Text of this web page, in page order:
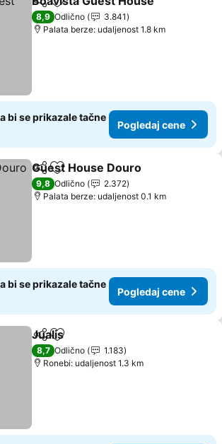
Deli Dodati u favorite
8,9 Odlično
3.841
Palata berze: udaljenost 1.8 km
bi se prikazale tačne
Pogledaj cene
Deli Dodati u favorite
Guest House Douro
9,8 Odlično
2.372
Palata berze: udaljenost 0.1 km
bi se prikazale tačne
Pogledaj cene
Deli Dodati u favorite
Jualis
8,7 Odlično
1.183
Ronebi: udaljenost 1.3 km